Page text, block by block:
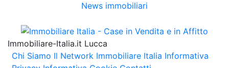
News immobiliari
Immobiliare-Italia.it Lucca
Chi Siamo Il Network Immobiliare Italia Informativa